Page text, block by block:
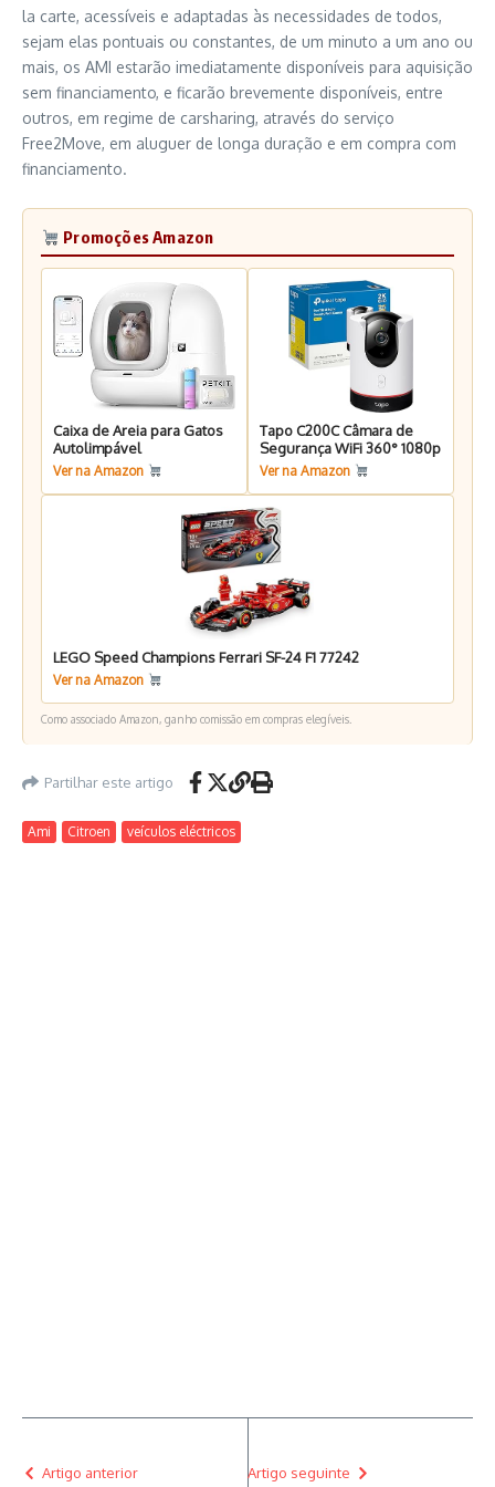
la carte, acessíveis e adaptadas às necessidades de todos,
sejam elas pontuais ou constantes, de um minuto a um ano ou
mais, os AMI estarão imediatamente disponíveis para aquisição
sem financiamento, e ficarão brevemente disponíveis, entre
outros, em regime de carsharing, através do serviço
Free2Move, em aluguer de longa duração e em compra com
financiamento.
Promoções Amazon
Caixa de Areia para Gatos
Autolimpável
Ver na Amazon
Tapo C200C Câmara de
Segurança WiFi 360° 1080p
Ver na Amazon
LEGO Speed Champions Ferrari SF-24 F1 77242
Ver na Amazon
Como associado Amazon, ganho comissão em compras elegíveis.
Partilhar este artigo
Ami Citroen veículos eléctricos
Artigo anterior Artigo seguinte